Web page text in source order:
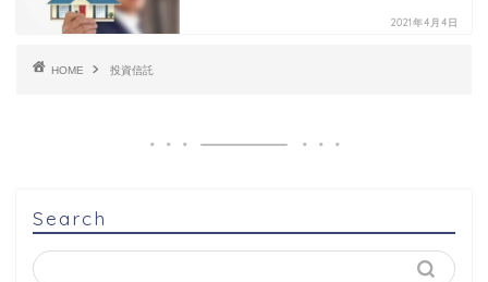
2021年4月4日
HOME 投資信託
Search